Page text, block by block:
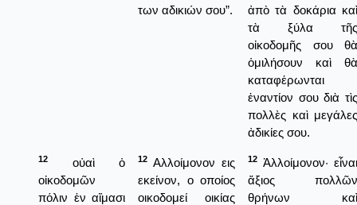
των αδικιών σου”.
ἀπὸ τὰ δοκάρια καὶ
τὰ ξύλα τῆς
οἰκοδομῆς σου θὰ
ὁμιλήσουν καὶ θὰ
καταφέρωνται
ἐναντίον σου διὰ τὶς
πολλὲς καὶ μεγάλες
ἀδικίες σου.
12
οὐαὶ ὁ
οἰκοδομῶν
πόλιν ἐν αἵμασι
12 Αλλοίμονον εις
εκείνον, ο οποίος
οικοδομεί οικίας
12 Ἀλλοίμονον· εἶναι
ἄξιος πολλῶν
θρήνων καὶ